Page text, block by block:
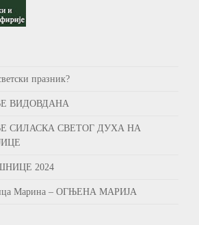
празник?
ВИДОВДАНА
СИЛАСКА СВЕТОГ ДУХА НА
2024
Марина – ОГЊЕНА МАРИЈА